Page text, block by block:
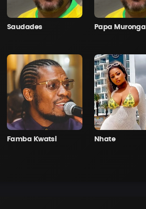
Saudades Papa Muronga
Famba Kwatsi Nhate